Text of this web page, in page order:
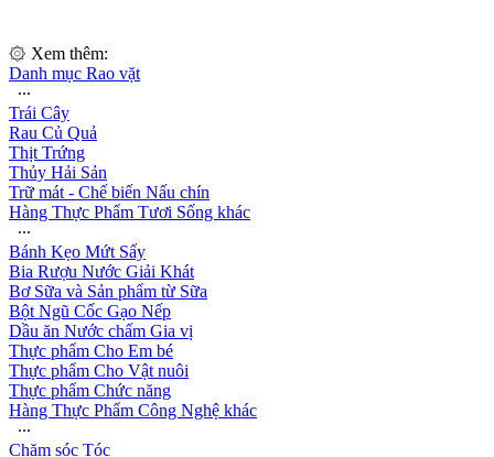
۞ Xem thêm:
Danh mục Rao vặt
∙∙∙
Trái Cây
Rau Củ Quả
Thịt Trứng
Thủy Hải Sản
Trữ mát - Chế biến Nấu chín
Hàng Thực Phẩm Tươi Sống khác
∙∙∙
Bánh Kẹo Mứt Sấy
Bia Rượu Nước Giải Khát
Bơ Sữa và Sản phẩm từ Sữa
Bột Ngũ Cốc Gạo Nếp
Dầu ăn Nước chấm Gia vị
Thực phẩm Cho Em bé
Thực phẩm Cho Vật nuôi
Thực phẩm Chức năng
Hàng Thực Phẩm Công Nghệ khác
∙∙∙
Chăm sóc Tóc